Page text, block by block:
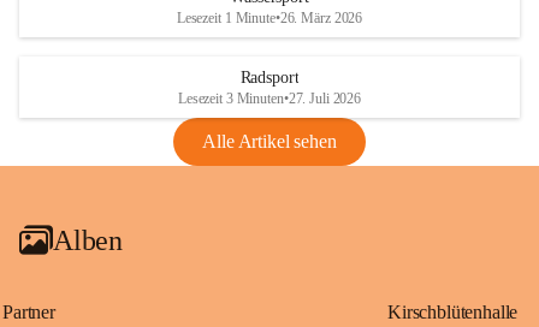
1 Seite•1,4 MB
VBl. EU Nr. 18_2026
Lesezeit 1 Minute•26. März 2026
Radsport
Lesezeit 3 Minuten•27. Juli 2026
Alle Artikel sehen
Alben
Partner Kirschblütenhalle